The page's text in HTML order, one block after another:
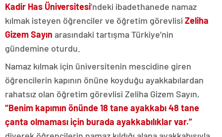
Kadir Has Üniversitesi’ndeki ibadethanede namaz
kılmak isteyen öğrenciler ve öğretim görevlisi Zeliha
Gizem Sayın arasındaki tartışma Türkiye’nin
gündemine oturdu.
Namaz kılmak için üniversitenin mescidine giren
öğrencilerin kapının önüne koyduğu ayakkabılardan
rahatsız olan öğretim görevlisi Zeliha Gizem Sayın,
“Benim kapımın önünde 18 tane ayakkabı 48 tane
çanta olmaması için burada ayakkabılıklar var.”